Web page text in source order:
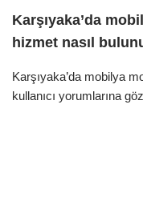
Karşıyaka’da
hizmet nasıl
Karşıyaka’da mobilya
kullanıcı yorumlarına